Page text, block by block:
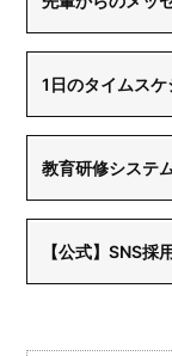
1日のタイムス
教育研修システ
【公式】SNS採